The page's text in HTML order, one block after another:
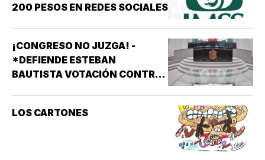
200 PESOS EN REDES SOCIALES
¡CONGRESO NO JUZGA! -
*DEFIENDE ESTEBAN
BAUTISTA VOTACIÓN CONTRA
LOS CARTONES